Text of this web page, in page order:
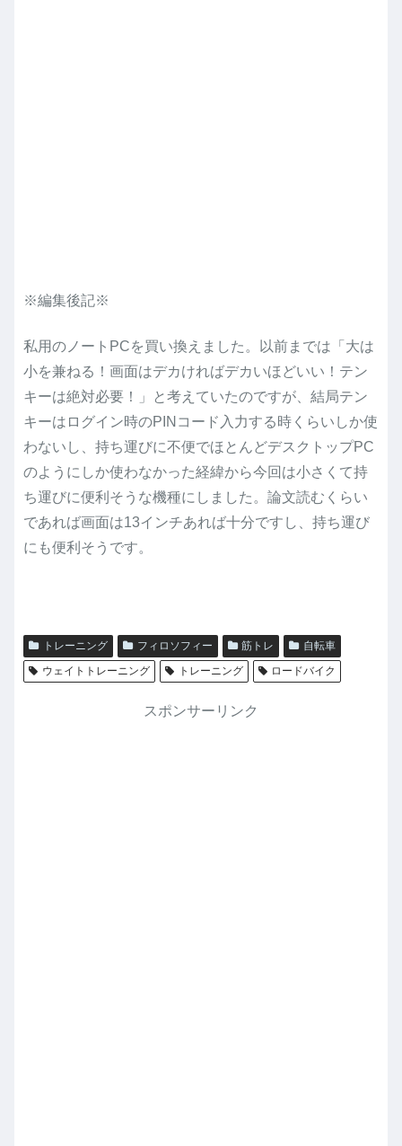
※編集後記※
私用のノートPCを買い換えました。以前までは「大は
小を兼ねる！画面はデカければデカいほどいい！テン
キーは絶対必要！」と考えていたのですが、結局テン
キーはログイン時のPINコード入力する時くらいしか使
わないし、持ち運びに不便でほとんどデスクトップPC
のようにしか使わなかった経緯から今回は小さくて持
ち運びに便利そうな機種にしました。論文読むくらい
であれば画面は13インチあれば十分ですし、持ち運び
にも便利そうです。
トレーニング フィロソフィー 筋トレ
自転車
ウェイトトレーニング
トレーニング ロードバイク
スポンサーリンク